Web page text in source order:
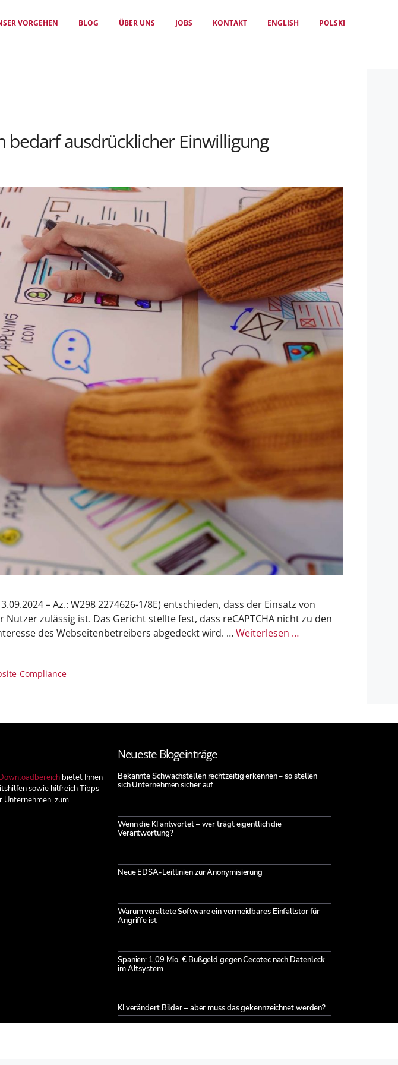
VORGEHEN BLOG ÜBER UNS JOBS KONTAKT ENGLISH POLSKI
bedarf ausdrücklicher Einwilligung
– Az.: W298 2274626-1/8E) entschieden, dass der Einsatz von
zulässig ist. Das Gericht stellte fest, dass reCAPTCHA nicht zu den
des Webseitenbetreibers abgedeckt wird. …Weiterlesen …
Compliance
bietet Ihnen
sowie hilfreich Tipps
Unternehmen, zum
Neueste Blogeinträge
Bekannte Schwachstellen rechtzeitig erkennen – so stellen
sich Unternehmen sicher auf
Wenn die KI antwortet – wer trägt eigentlich die
Verantwortung?
Neue EDSA-Leitlinien zur Anonymisierung
Warum veraltete Software ein vermeidbares Einfallstor für
Angriffe ist
Spanien: 1,09 Mio. € Bußgeld gegen Cecotec nach Datenleck
im Altsystem
KI verändert Bilder – aber muss das gekennzeichnet werden?